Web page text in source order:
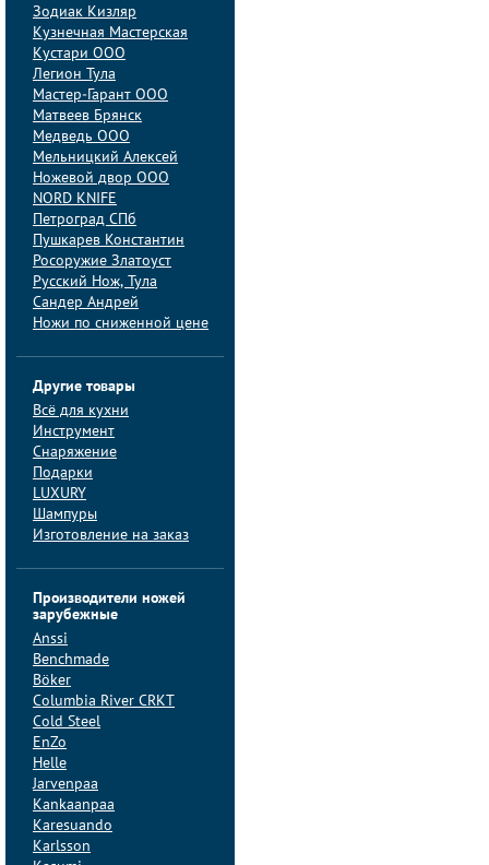
Зодиак Кизляр
Кузнечная Мастерская
Кустари ООО
Легион Тула
Мастер-Гарант ООО
Матвеев Брянск
Медведь ООО
Мельницкий Алексей
Ножевой двор ООО
NORD KNIFE
Петроград СПб
Пушкарев Константин
Росоружие Златоуст
Русский Нож, Тула
Сандер Андрей
Ножи по сниженной цене
Другие товары
Всё для кухни
Инструмент
Снаряжение
Подарки
LUXURY
Шампуры
Изготовление на заказ
Производители ножей
зарубежные
Anssi
Benchmade
Böker
Columbia River CRKT
Cold Steel
EnZo
Helle
Jarvenpaa
Kankaanpaa
Karesuando
Karlsson